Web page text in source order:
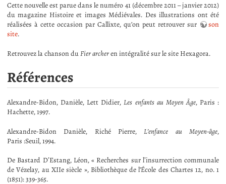
Cette nouvelle est parue dans le numéro 41 (décembre 2011 – janvier 2012)
du magazine Histoire et images Médiévales. Des illustrations ont été
réalisées à cette occasion par Callixte, qu’on peut retrouver sur
son
site.
Retrouvez la chanson duFier archeren intégralité sur le site Hexagora.
Références
Alexandre-Bidon, Danièle, Lett Didier,Les enfants au Moyen Âge, Paris :
Hachette, 1997.
Alexandre-Bidon Danièle, Riché Pierre,L’enfance au Moyen-âge,
Paris :Seuil, 1994.
De Bastard DʼEstang, Léon, « Recherches sur lʼinsurrection communale
de Vézelay, au XIIe siècle », Bibliothèque de l’École des Chartes 12, no. 1
(1851): 339-365.